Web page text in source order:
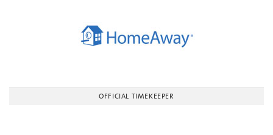
OFFICIAL TIMEKEEPER